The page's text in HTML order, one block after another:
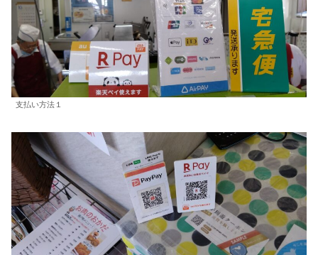
支払い方法１